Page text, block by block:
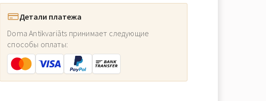
Детали платежа
Doma Antikvariāts принимает следующие
способы оплаты: